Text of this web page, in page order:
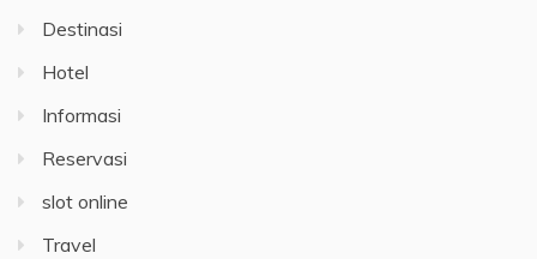
Destinasi
Hotel
Informasi
Reservasi
slot online
Travel